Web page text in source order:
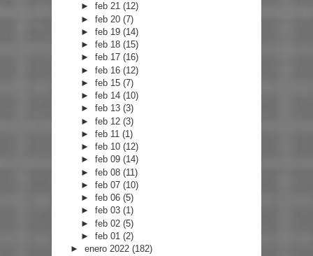
►feb 21(12)
►feb 20(7)
►feb 19(14)
►feb 18(15)
►feb 17(16)
►feb 16(12)
►feb 15(7)
►feb 14(10)
►feb 13(3)
►feb 12(3)
►feb 11(1)
►feb 10(12)
►feb 09(14)
►feb 08(11)
►feb 07(10)
►feb 06(5)
►feb 03(1)
►feb 02(5)
►feb 01(2)
► enero 2022 (182)